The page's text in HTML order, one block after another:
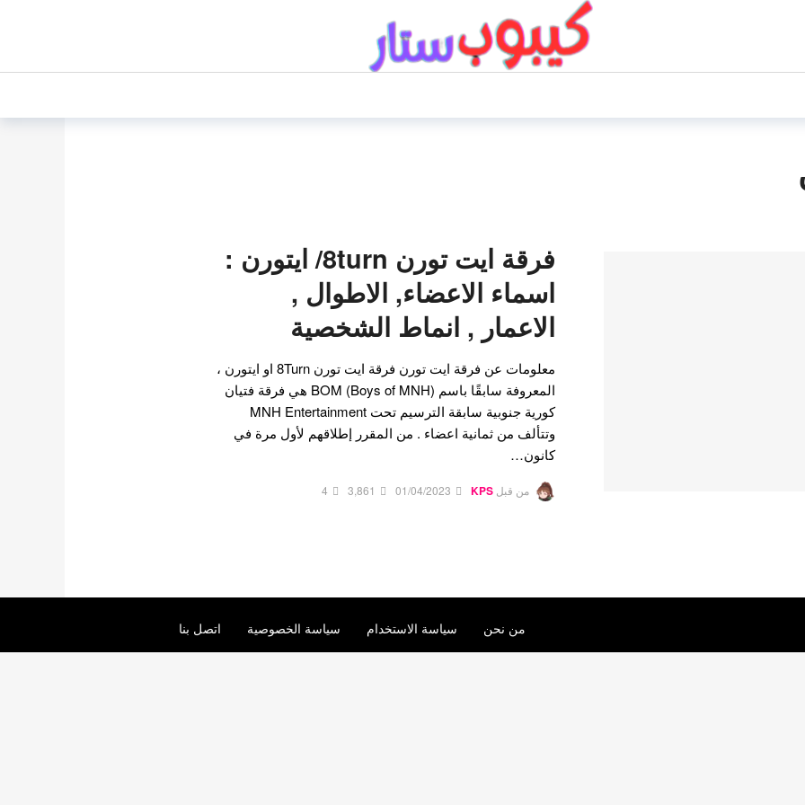
فرقة ايت تورن 8turn/ ايتورن :
اسماء الاعضاء, الاطوال ,
الاعمار , انماط الشخصية
معلومات عن فرقة ايت تورن فرقة ايت تورن 8Turn او ايتورن ،
المعروفة سابقًا باسم BOM (Boys of MNH) هي فرقة فتيان
كورية جنوبية سابقة الترسيم تحت MNH Entertainment
وتتألف من ثمانية اعضاء . من المقرر إطلاقهم لأول مرة في
كانون…
من قبل KPS
01/04/2023
3,861
4
من نحن سياسة الاستخدام سياسة الخصوصية اتصل بنا